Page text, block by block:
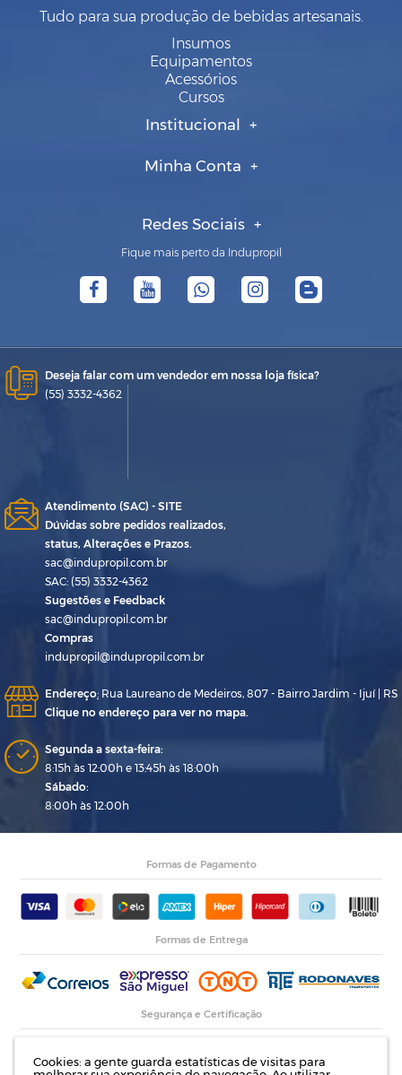
Cookies: a gente guarda estatísticas de visitas para
Tudo para sua produção de bebidas artesanais.
Insumos
Equipamentos
Acessórios
Cursos
Institucional
Minha Conta
Redes Sociais
Fique mais perto da Indupropil
Deseja falar com um vendedor em nossa loja física?
(55) 3332-4362
Atendimento (SAC) - SITE
Dúvidas sobre pedidos realizados,
status, Alterações e Prazos.
sac@indupropil.com.br
SAC: (55) 3332-4362
Sugestões e Feedback
sac@indupropil.com.br
Compras
indupropil@indupropil.com.br
Endereço: Rua Laureano de Medeiros, 807 - Bairro Jardim - Ijuí | RS
Clique no endereço para ver no mapa.
Segunda a sexta-feira:
8:15h às 12:00h e 13:45h às 18:00h
Sábado:
8:00h às 12:00h
Formas de Pagamento
Formas de Entrega
Segurança e Certificação